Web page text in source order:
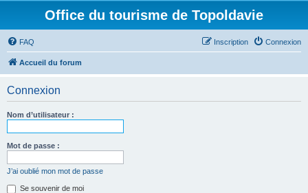
Office du tourisme de Topoldavie
FAQ Connexion
Inscription
Accueil du forum
Connexion
Nom d’utilisateur :
Mot de passe :
J’ai oublié mon mot de passe
Se souvenir de moi